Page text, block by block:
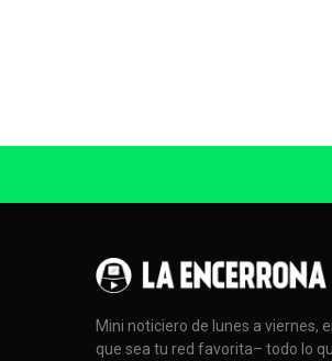
Mini noticiero de lunes a viernes,
que sea tu red favorita– todo lo